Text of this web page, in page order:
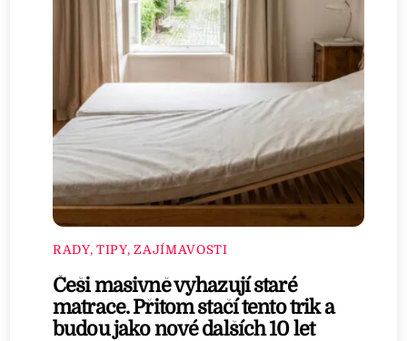
RADY, TIPY, ZAJÍMAVOSTI
Češi masivně vyhazují staré
matrace. Přitom stačí tento trik a
budou jako nové dalších 10 let